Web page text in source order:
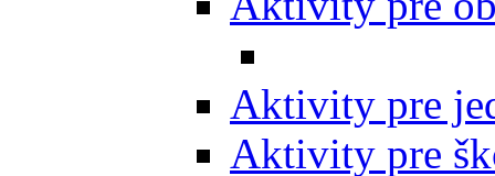
Aktivity pre
Aktivity pre